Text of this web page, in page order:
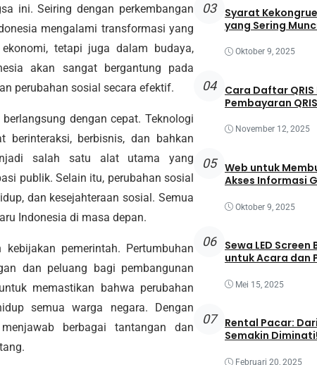
ini. Seiring dengan perkembangan
mengalami transformasi yang
tetapi juga dalam budaya,
akan sangat bergantung pada
perubahan sosial secara efektif.
dengan cepat. Teknologi
berbisnis, dan bahkan
salah satu alat utama yang
publik. Selain itu, perubahan sosial
dan kesejahteraan sosial. Semua
Indonesia di masa depan.
pemerintah. Pertumbuhan
dan peluang bagi pembangunan
memastikan bahwa perubahan
semua warga negara. Dengan
berbagai tantangan dan
03
Syarat
yang Sering
Oktober 9, 2025
04
Cara Daftar
Pembayaran
November 12, 2025
05
Web untuk
Akses Informasi
Oktober 9, 2025
06
Sewa LED
untuk Acara dan
Mei 15, 2025
07
Rental Pacar:
Semakin Diminati!
Februari 20, 2025